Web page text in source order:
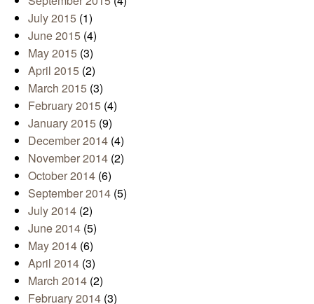
July 2015 (1)
June 2015 (4)
May 2015 (3)
April 2015 (2)
March 2015 (3)
February 2015 (4)
January 2015 (9)
December 2014 (4)
November 2014 (2)
October 2014 (6)
September 2014 (5)
July 2014 (2)
June 2014 (5)
May 2014 (6)
April 2014 (3)
March 2014 (2)
February 2014 (3)